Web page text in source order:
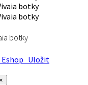
botky
Uložit